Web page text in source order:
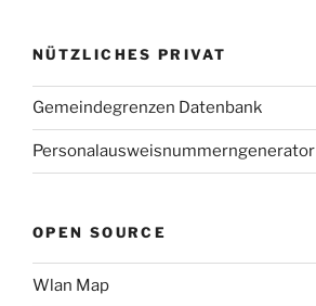
NÜTZLICHES PRIVAT
Gemeindegrenzen Datenbank
Personalausweisnummerngenerator
OPEN SOURCE
Wlan Map